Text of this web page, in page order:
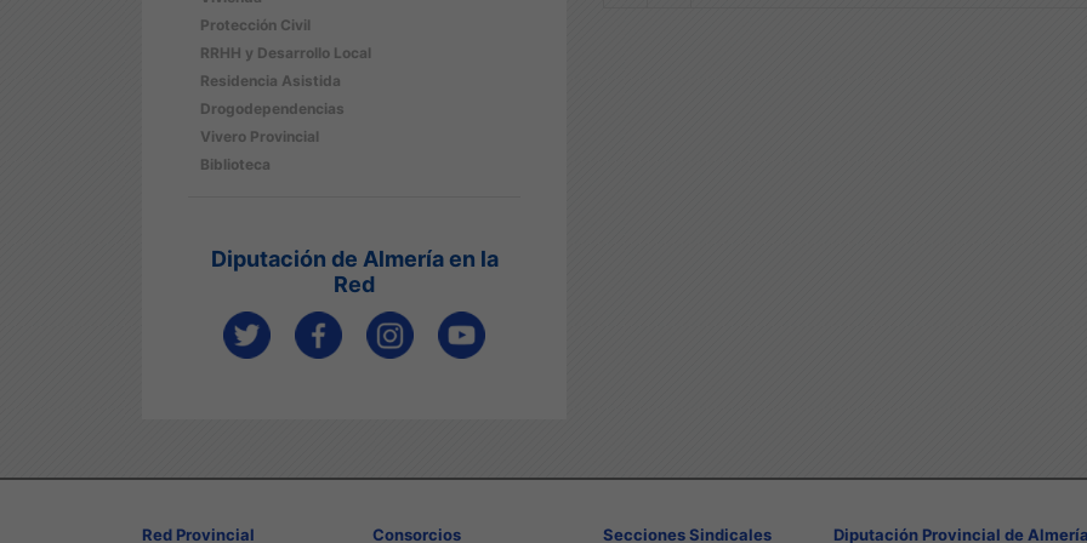
Protección Civil
RRHH y Desarrollo Local
Residencia Asistida
Drogodependencias
Vivero Provincial
Biblioteca
Diputación de Almería en la
Red
Red Provincial Consorcios Secciones Sindicales Diputación Provincial de